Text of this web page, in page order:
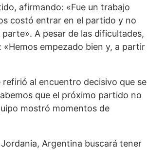
afirmando: «Fue un trabajo
costó entrar en el partido y no
A pesar de las dificultades,
empezado bien y, a partir
refirió al encuentro decisivo que se
que el próximo partido no
mostró momentos de
Argentina buscará tener